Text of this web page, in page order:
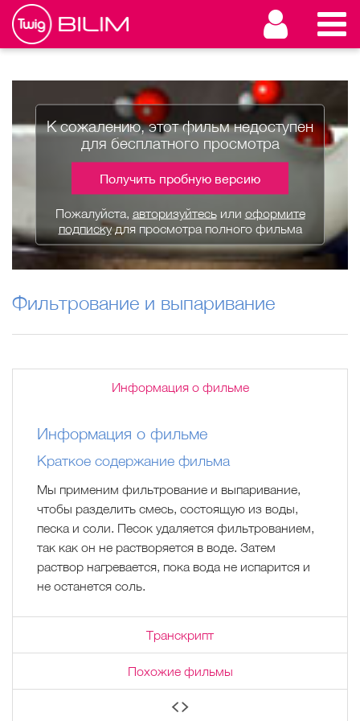
К сожалению, этот фильм недоступен
для бесплатного просмотра
Получить пробную версию
Пожалуйста, авторизуйтесьили оформите
подпискудля просмотра полного фильма
Фильтрование и выпаривание
Информация о фильме
Информация о фильме
Краткое содержание фильма
Мы применим фильтрование и выпаривание,
чтобы разделить смесь, состоящую из воды,
песка и соли. Песок удаляется фильтрованием,
так как он не растворяется в воде. Затем
раствор нагревается, пока вода не испарится и
не останется соль.
Транскрипт
Похожие фильмы